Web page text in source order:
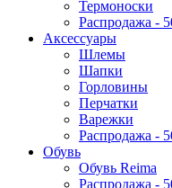
Термоноски
Распродажа -
Аксессуары
Шлемы
Шапки
Горловины
Перчатки
Варежки
Распродажа -
Обувь
Обувь Reima
Распродажа -